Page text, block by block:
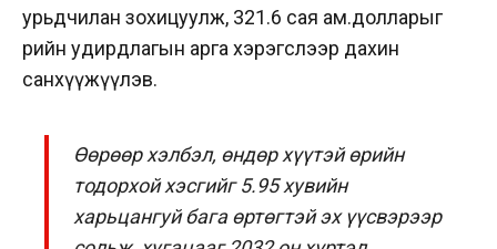
урьдчилан зохицуулж, 321.6 сая ам.долларыг
өрийн удирдлагын арга хэрэгслээр дахин
санхүүжүүлэв.
Өөрөөр хэлбэл, өндөр хүүтэй өрийн
тодорхой хэсгийг 5.95 хувийн
харьцангуй бага өртөгтэй эх үүсвэрээр